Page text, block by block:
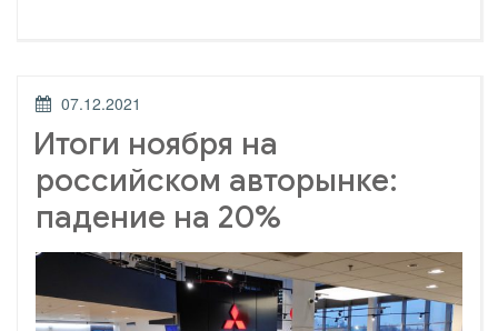
ОПУБЛИКОВАНО
07.12.2021
Итоги ноября на
российском авторынке:
падение на 20%